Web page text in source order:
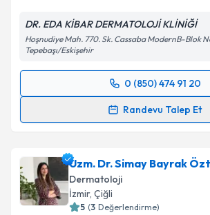
DR. EDA KİBAR DERMATOLOJİ KLİNİĞİ
Hoşnudiye Mah. 770. Sk. Cassaba ModernB-Blok
Tepebaşı/Eskişehir
0 (850) 474 91 20
Randevu Talep Et
Randevu Takvimi Talebi
için bir takvim hazırlandığında e-
bilgilendireceğiz.
E-posta Adresiniz
Uzm. Dr. Simay Bayrak
Dermatoloji
İzmir, Çiğli
5 (3 Değerlendirme)